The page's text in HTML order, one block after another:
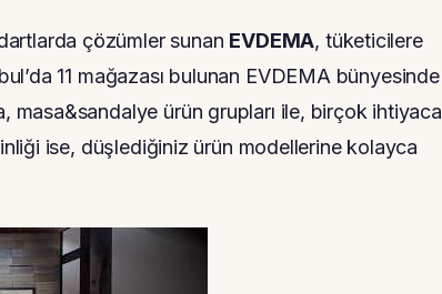
çözümler sunan EVDEMA, tüketicilere
11 mağazası bulunan EVDEMA bünyesinde
masa&sandalye ürün grupları ile, birçok ihtiyaca
ise, düşlediğiniz ürün modellerine kolayca